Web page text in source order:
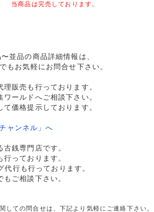
当商品は完売しております。
並品の商品詳細情報は、
もお気軽にお問合せ下さい。
販売も行っております。
ールドへご相談下さい。
価格提示しております。
ャンネル」へ
銭専門店です。
っております。
行も行っております。
ご相談下さい。
ての問合せは、下記より気軽にご連絡下さい。